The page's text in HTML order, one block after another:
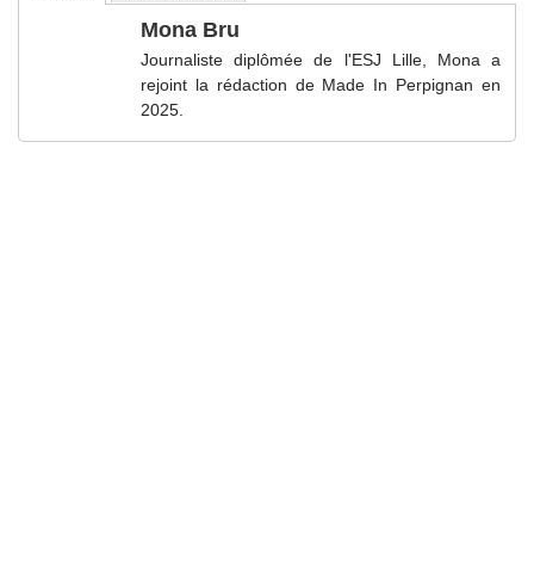
Mona Bru
Journaliste diplômée de l'ESJ Lille, Mona a
rejoint la rédaction de Made In Perpignan en
2025.